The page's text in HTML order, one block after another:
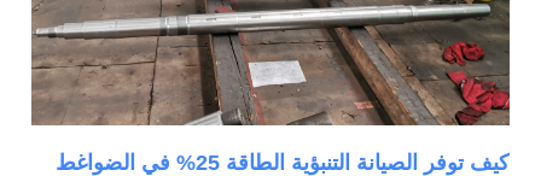
كيف توفر الصيانة التنبؤية الطاقة 25% في الضواغط